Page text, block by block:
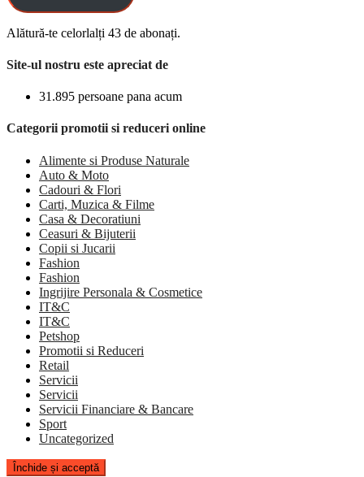
Alătură-te celorlalți 43 de abonați.
Site-ul nostru este apreciat de
31.895 persoane pana acum
Categorii promotii si reduceri online
Alimente si Produse Naturale
Auto & Moto
Cadouri & Flori
Carti, Muzica & Filme
Casa & Decoratiuni
Ceasuri & Bijuterii
Copii si Jucarii
Fashion
Fashion
Ingrijire Personala & Cosmetice
IT&C
IT&C
Petshop
Promotii si Reduceri
Retail
Servicii
Servicii
Servicii Financiare & Bancare
Sport
Uncategorized